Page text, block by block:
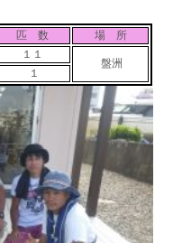
会社概要
Company
リンク集
匹 数
場 所
１１
盤洲
１